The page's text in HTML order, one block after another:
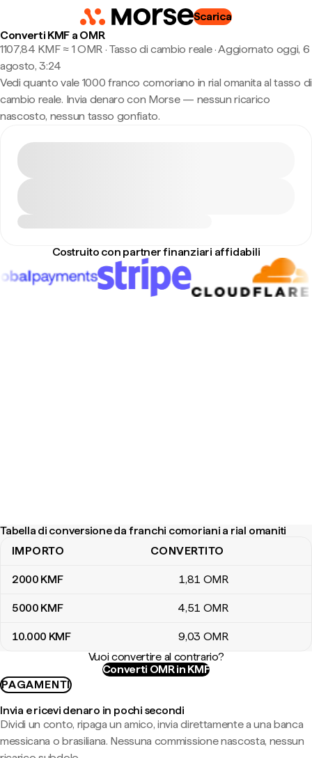
Scarica
Converti KMF a OMR
1107,84 KMF ≈ 1 OMR · Tasso di cambio reale·Aggiornato oggi, 6
agosto, 3:24
Vedi quanto vale 1000 franco comoriano in rial omanita al tasso di
cambio reale. Invia denaro con Morse — nessun ricarico
nascosto, nessun tasso gonfiato.
Costruito con partner finanziari affidabili
Tabella di conversione da franchi comoriani a rial omaniti
Tabella di conversione da franchi comoriani a rial omaniti
IMPORTO CONVERTITO
2000 KMF 1,81 OMR
5000 KMF 4,51 OMR
10.000 KMF 9,03 OMR
Vuoi convertire al contrario?
Converti OMR in KMF
PAGAMENTI
Invia e ricevi denaro in pochi secondi
Dividi un conto, ripaga un amico, invia direttamente a una banca
messicana o brasiliana. Nessuna commissione nascosta, nessun